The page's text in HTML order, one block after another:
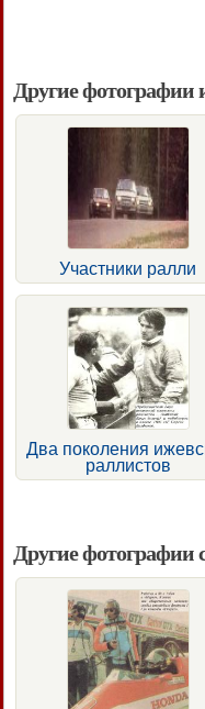
Другие фотографии
Участники ралли
Два поколения
раллистов
Другие